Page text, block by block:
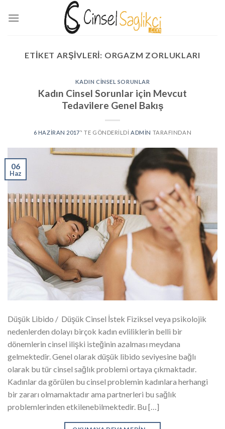
ETIKET ARŞIVLERI: ORGAZM ZORLUKLARI
KADIN CINSEL SORUNLAR
Kadın Cinsel Sorunlar için Mevcut
Tedavilere Genel Bakış
6 HAZIRAN 2017’' TE GÖNDERILDI ADMIN TARAFINDAN
06
Haz
Düşük Libido / Düşük Cinsel İstek Fiziksel veya psikolojik
nedenlerden dolayı birçok kadın evliliklerin belli bir
dönemlerin cinsel ilişki isteğinin azalması meydana
gelmektedir. Genel olarak düşük libido seviyesine bağlı
olarak bu tür cinsel sağlık problemi ortaya çıkmaktadır.
Kadınlar da görülen bu cinsel problemin kadınlara herhangi
bir zararı olmamaktadır ama partnerleri bu sağlık
problemlerinden etkilenebilmektedir. Bu […]